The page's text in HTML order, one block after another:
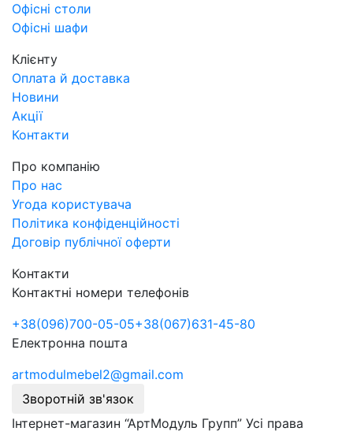
Офісні столи
Офісні шафи
Клієнту
Оплата й доставка
Новини
Акції
Контакти
Про компанію
Про нас
Угода користувача
Політика конфіденційності
Договір публічної оферти
Контакти
Контактні номери телефонів
+38(096)700-05-05+38(067)631-45-80
Електронна пошта
artmodulmebel2@gmail.com
Зворотній зв'язок
Інтернет-магазин “АртМодуль Групп” Усі права